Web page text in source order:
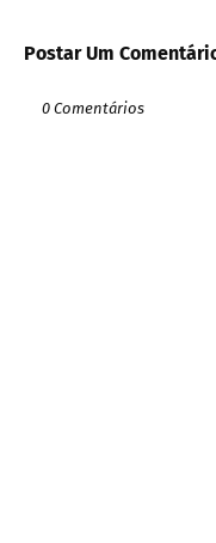
Postar Um
0 Comentários